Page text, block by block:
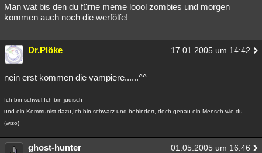
Man wat bis den du fürne meme loool zombies und morgen
kommen auch noch die werfölfe!
Dr.Plöke 17.01.2005 um 14:42
nein erst kommen die vampiere......^^
Ich bin schwul,Ich bin jüdisch
und ein Kommunist dazu,Ich bin schwarz und behindert, doch genau ein Mensch wie du......
(wizo)
ghost-hunter 01.05.2005 um 16:46